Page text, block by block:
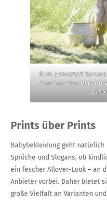
Bunt gemustert
dem Shirt vonPure
zur
Prints über Prints
Babybekleidung geht natürlich
Sprüche und Slogans, ob
ein fescher Allover-Look – an
Anbieter vorbei. Daher bietet
große Vielfalt an Varianten